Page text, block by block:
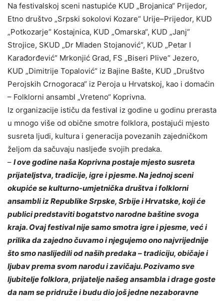
Na festivalskoj sceni nastupiće KUD „Brojanica“ Prijedor,
Etno društvo „Srpski sokolovi Kozare“ Urije–Prijedor, KUD
„Potkozarje“ Kostajnica, KUD „Omarska“, KUD „Janj“
Strojice, SKUD „Dr Mladen Stojanović“, KUD „Petar I
Karađorđević“ Mrkonjić Grad, FS „Biseri Plive“ Jezero,
KUD „Dimitrije Topalović“ iz Bajine Bašte, KUD „Društvo
Perojskih Crnogoraca“ iz Peroja u Hrvatskoj, kao i domaćin
– Folklorni ansambl „Vreteno“ Koprivna.
Iz organizacije ističu da festival iz godine u godinu prerasta
u mnogo više od obične smotre folklora, postajući mjesto
susreta ljudi, kultura i generacija povezanih zajedničkom
željom da sačuvaju nasljeđe svojih predaka.
– I ove godine naša Koprivna postaje mjesto susreta
prijateljstva, tradicije, igre i pjesme. Na jednoj sceni
okupiće se kulturno-umjetnička društva i folklorni
ansambli iz Republike Srpske, Srbije i Hrvatske, koji će
publici predstaviti bogatstvo narodne baštine svoga
kraja. Ovaj festival nije samo smotra igre i pjesme, već i
prilika da zajedno čuvamo i njegujemo ono najvrijednije
što smo naslijedili od naših predaka – tradiciju, običaje i
ljubav prema svom narodu i zavičaju. Pozivamo sve
ljubitelje folklora, prijatelje našeg ansambla i drage goste
da nam se pridruže i budu dio još jedne nezaboravne